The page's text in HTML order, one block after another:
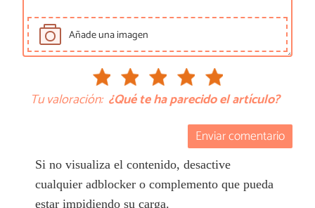
Añade una imagen
Tu valoración: ¿Qué te ha parecido el artículo?
Enviar comentario
Si no visualiza el contenido, desactive
cualquier adblocker o complemento que pueda
estar impidiendo su carga.